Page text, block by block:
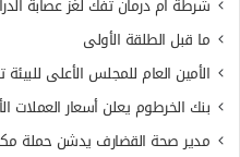
شرطة أم درمان تفك لغز عصابة الدراجات
ما قبل الطلقة الأولى
الأمين العام للمجلس الأعلى
بنك الخرطوم يعلن أسعار العملات
مدير صحة القضارف يدشن حملة